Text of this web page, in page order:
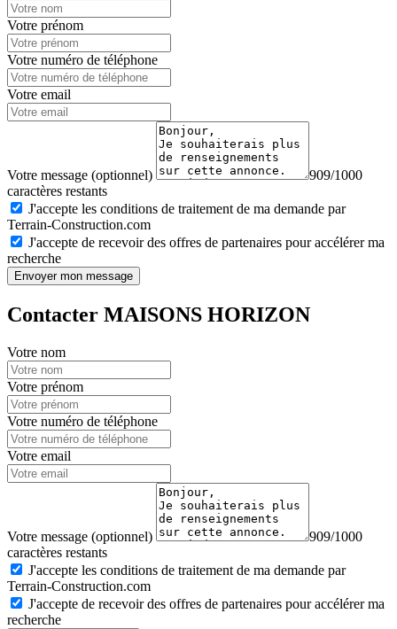
Votre prénom
Votre numéro de téléphone
Votre email
Votre message (optionnel)
909/1000
caractères restants
J'accepte les conditions de traitement de ma demande par
Terrain-Construction.com
J'accepte de recevoir des offres de partenaires pour accélérer ma
recherche
Envoyer mon message
Contacter MAISONS HORIZON
Votre nom
Votre prénom
Votre numéro de téléphone
Votre email
Votre message (optionnel)
909/1000
caractères restants
J'accepte les conditions de traitement de ma demande par
Terrain-Construction.com
J'accepte de recevoir des offres de partenaires pour accélérer ma
recherche